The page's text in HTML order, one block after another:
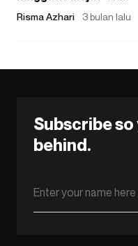
Risma Azhari 3 bulan lalu
Subscribe
behind.